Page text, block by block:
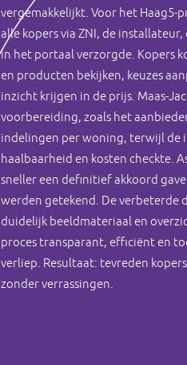
vergemakkelijkt. Voor het Haag5-
alle kopers via ZNI, de
in het portaal verzorgde. Kopers
en producten bekijken, keuzes
inzicht krijgen in de prijs. Maas-
voorbereiding, zoals het
indelingen per woning, terwijl de
haalbaarheid en kosten checkte.
sneller een definitief akkoord
werden getekend. De verbeterde
duidelijk beeldmateriaal en
proces transparant, efficiënt en
verliep. Resultaat: tevreden
zonder verrassingen.